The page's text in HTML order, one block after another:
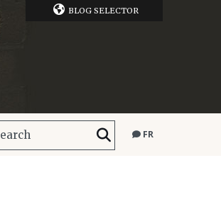
BLOG SELECTOR
FR